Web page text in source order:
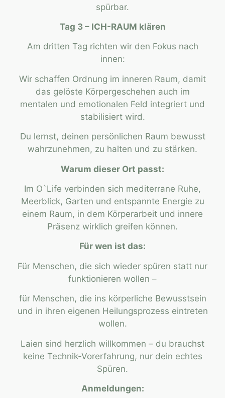
spürbar.
Tag 3 – ICH-RAUM klären
Am dritten Tag richten wir den Fokus nach
innen:
Wir schaffen Ordnung im inneren Raum, damit
das gelöste Körpergeschehen auch im
mentalen und emotionalen Feld integriert und
stabilisiert wird.
Du lernst, deinen persönlichen Raum bewusst
wahrzunehmen, zu halten und zu stärken.
Warum dieser Ort passt:
Im O`Life verbinden sich mediterrane Ruhe,
Meerblick, Garten und entspannte Energie zu
einem Raum, in dem Körperarbeit und innere
Präsenz wirklich greifen können.
Für wen ist das:
Für Menschen, die sich wieder spüren statt nur
funktionieren wollen –
für Menschen, die ins körperliche Bewusstsein
und in ihren eigenen Heilungsprozess eintreten
wollen.
Laien sind herzlich willkommen – du brauchst
keine Technik-Vorerfahrung, nur dein echtes
Spüren.
Anmeldungen: